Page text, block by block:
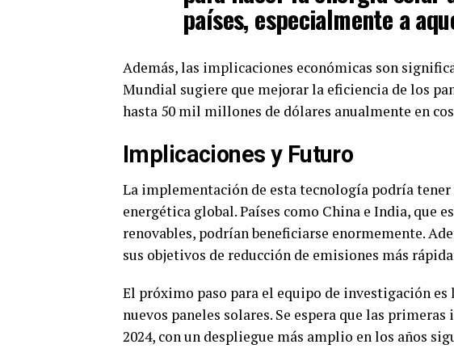
países, especialmente a
Además, las implicaciones económicas son
Mundial sugiere que mejorar la eficiencia de los
hasta 50 mil millones de dólares anualmente en
Implicaciones y Futuro
La implementación de esta tecnología podría
energética global. Países como China e India, que
renovables, podrían beneficiarse enormemente.
sus objetivos de reducción de emisiones más
El próximo paso para el equipo de investigación es
nuevos paneles solares. Se espera que las
2024, con un despliegue más amplio en los años